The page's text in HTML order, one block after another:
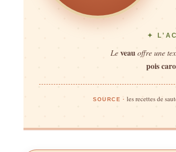
✦
Leveauoffre une
pois
SOURCE · les recettes de